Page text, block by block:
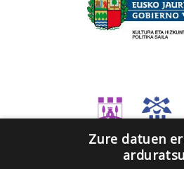
Zure datuen